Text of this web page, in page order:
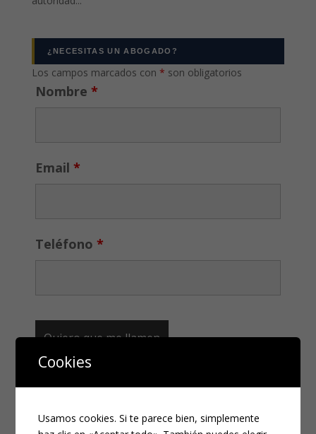
¿NECESITAS UN ABOGADO?
Los campos marcados con * son obligatorios
Nombre *
Email *
Teléfono *
Cookies
Usamos cookies. Si te parece bien, simplemente